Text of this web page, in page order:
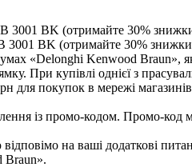
3001 BK (отримайте 30%
3001 BK (отримайте 30%
«Delonghi Kenwood
При купівлі однієї з
для покупок в мережі
із промо-кодом. Промо-
на ваші додаткові
Braun».